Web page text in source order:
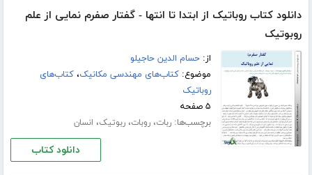
دانلود کتاب روباتیک از ابتدا تا انتها - گفتار صفرم نمایی از علم
روبوتیک
از:حسام الدین حاجیلو
موضوع:کتاب‌های مهندسی مکانیک،کتاب‌های
روباتیک
۵ صفحه
برچسب‌ها:ربات،روبات،ربوتیک، انسان
دانلود کتاب